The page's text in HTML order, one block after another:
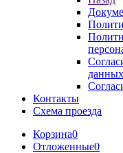
данных
Контакты
Схема проезда
Корзина0
Отложенные0